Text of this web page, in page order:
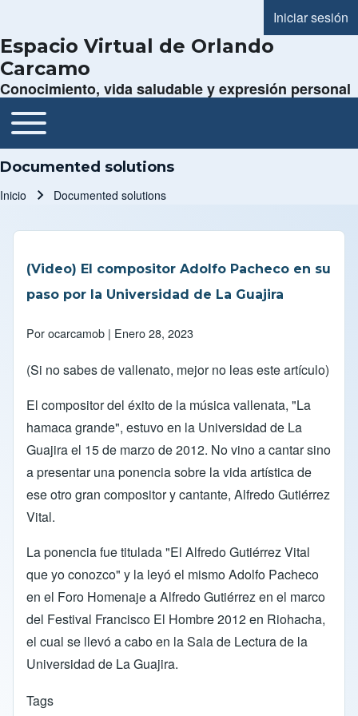
Menú de
Iniciar sesión
Espacio Virtual de Orlando
Carcamo
Conocimiento, vida saludable y expresión personal
Navegación principal
Toggle main menu
Documented solutions
Inicio Documented solutions
(Video) El compositor Adolfo Pacheco en su
paso por la Universidad de La Guajira
Porocarcamob | Enero 28, 2023
(Si no sabes de vallenato, mejor no leas este artículo)
El compositor del éxito de la música vallenata, "La
hamaca grande", estuvo en la Universidad de La
Guajira el 15 de marzo de 2012. No vino a cantar sino
a presentar una ponencia sobre la vida artística de
ese otro gran compositor y cantante, Alfredo Gutiérrez
Vital.
La ponencia fue titulada "El Alfredo Gutiérrez Vital
que yo conozco" y la leyó el mismo Adolfo Pacheco
en el Foro Homenaje a Alfredo Gutiérrez en el marco
del Festival Francisco El Hombre 2012 en Riohacha,
el cual se llevó a cabo en la Sala de Lectura de la
Universidad de La Guajira.
Tags